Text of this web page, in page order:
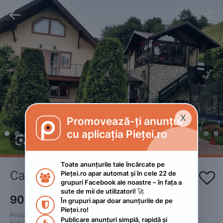
 
Casa Corina 
900 RON
Postat
2024. iunie 7.
X
Promovează-ți anunțul
cu aplicația Pieței.ro

Toate anunțurile tale încărcate pe
Pieței.ro apar automat și în cele 22 de
grupuri Facebook ale noastre – în fața a
sute de mii de utilizatori! 🚀

În grupuri apar doar anunțurile de pe
Pieței.ro!
Publicare anunțuri simplă, rapidă și